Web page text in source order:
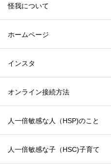
怪我について
ホームページ
インスタ
オンライン接続方法
人一倍敏感な人（HSP)のこと
人一倍敏感な子（HSC)子育て